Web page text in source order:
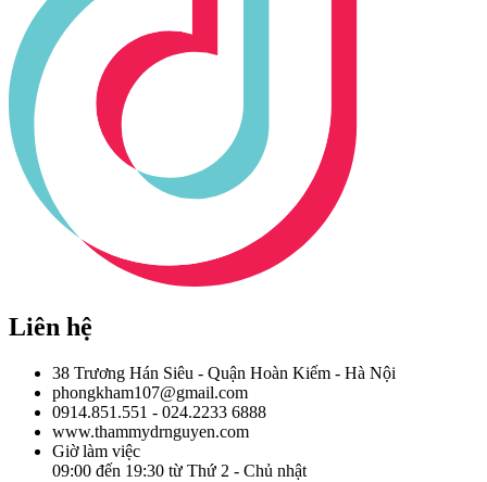
Liên hệ
38 Trương Hán Siêu - Quận Hoàn Kiếm - Hà Nội
phongkham107@gmail.com
0914.851.551 - 024.2233 6888
www.thammydrnguyen.com
Giờ làm việc
09:00 đến 19:30 từ Thứ 2 - Chủ nhật